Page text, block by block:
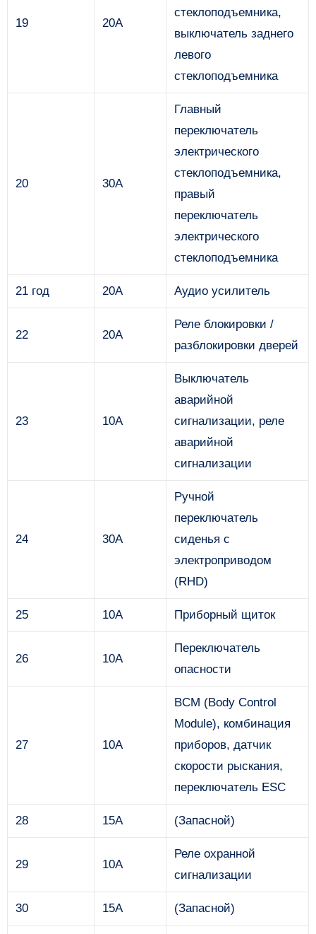
19 20А
стеклоподъемника,
выключатель заднего
левого
стеклоподъемника
20 30А
Главный
переключатель
электрического
стеклоподъемника,
правый
переключатель
электрического
стеклоподъемника
21 год 20А Аудио усилитель
22 20А
Реле блокировки /
разблокировки дверей
23 10А
Выключатель
аварийной
сигнализации, реле
аварийной
сигнализации
24 30А
Ручной
переключатель
сиденья с
электроприводом
(RHD)
25 10А Приборный щиток
26 10А
Переключатель
опасности
27 10А
BCM (Body Control
Module), комбинация
приборов, датчик
скорости рыскания,
переключатель ESC
28 15А (Запасной)
29 10А
Реле охранной
сигнализации
30 15А (Запасной)